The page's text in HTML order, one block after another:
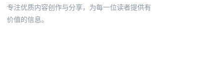
专注优质内容创作与分享，为每一位读者提供有
价值的信息。